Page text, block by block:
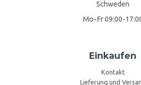
Schweden
Mo-Fr 09:00-
Einkaufen
Kontakt
Lieferung und